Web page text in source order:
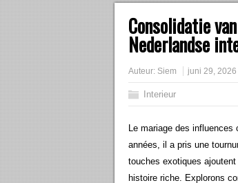
Consolidatie
Nederlandse
Auteur: Siem juni 29, 2026
Interieur
Le mariage des influences
années, il a pris une
touches exotiques
histoire riche. Explorons